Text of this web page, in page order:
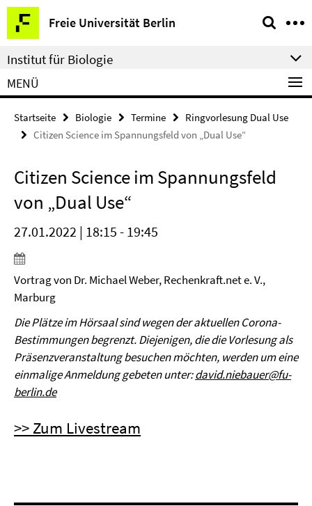
Springe
direkt
zu
Inhalt
Freie Universität Berlin
Service-
Navigation
Institut für Biologie
MENÜ
Startseite Biologie Termine
Ringvorlesung Dual Use
Citizen Science im Spannungsfeld von „Dual Use“
Citizen Science im Spannungsfeld
von „Dual Use“
27.01.2022 | 18:15 - 19:45
Vortrag von Dr. Michael Weber, Rechenkraft.net e. V.,
Marburg
Die Plätze im Hörsaal sind wegen der aktuellen Corona-
Bestimmungen begrenzt. Diejenigen, die die Vorlesung als
Präsenzveranstaltung besuchen möchten, werden um eine
einmalige Anmeldung gebeten unter:david.niebauer@fu-
berlin.de
>> Zum Livestream